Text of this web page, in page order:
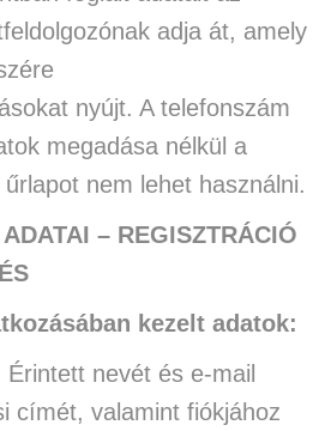
adja át, amely
nyújt. A telefonszám
megadása nélkül a
nem lehet használni.
– REGISZTRÁCIÓ
kezelt adatok:
nevét és e-mail
címét, valamint fiókjához